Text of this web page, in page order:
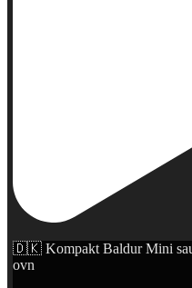
🇩🇰 Kompakt Baldur Mini
ovn